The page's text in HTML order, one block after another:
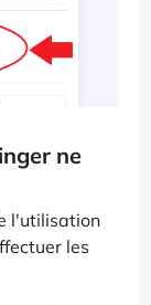
ne
l'utilisation
les